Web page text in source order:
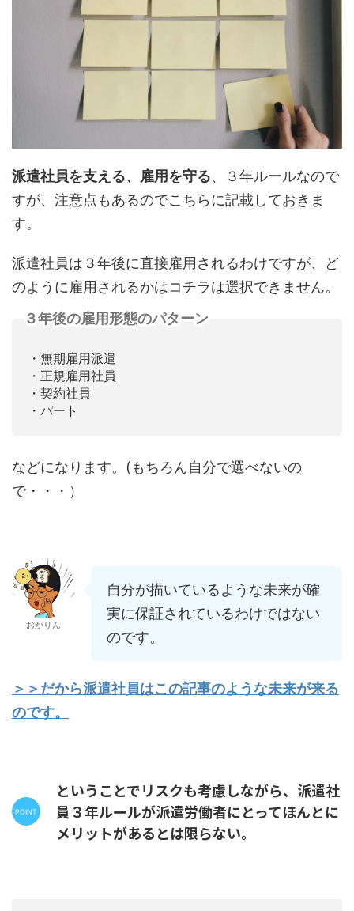
派遣社員を支える、雇用を守る、３年ルールなので
すが、注意点もあるのでこちらに記載しておきま
す。
派遣社員は３年後に直接雇用されるわけですが、ど
のように雇用されるかはコチラは選択できません。
３年後の雇用形態のパターン
・無期雇用派遣
・正規雇用社員
・契約社員
・パート
などになります。(もちろん自分で選べないの
で・・・）
おかりん
自分が描いているような未来が確
実に保証されているわけではない
のです。
＞＞だから派遣社員はこの記事のような未来が来る
のです。
ということでリスクも考慮しながら、派遣社
員３年ルールが派遣労働者にとってほんとに
メリットがあるとは限らない。